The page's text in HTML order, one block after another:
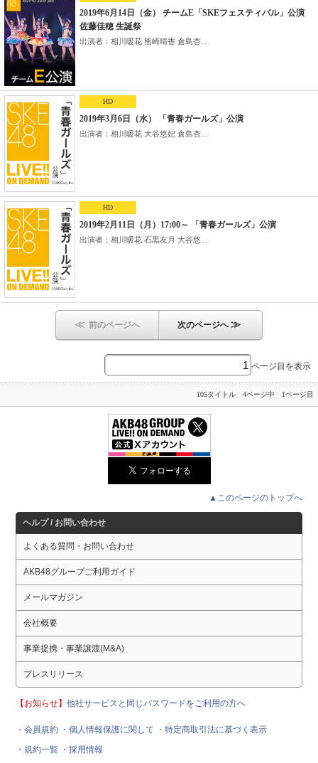
2019年6月14日（金） チームE「SKEフェスティバル」公演
佐藤佳穂 生誕祭
出演者：相川暖花 熊崎晴香 倉島杏...
HD
2019年3月6日（水） 「青春ガールズ」公演
出演者：相川暖花 大谷悠妃 倉島杏...
HD
2019年2月11日（月）17:00～ 「青春ガールズ」公演
出演者：相川暖花 石黒友月 大谷悠...
≪ 前のページへ 次のページへ≫
ページ目を表示
105タイトル 4ページ中 1ページ目
▲このページのトップへ
ヘルプ / お問い合わせ
よくある質問・お問い合わせ
AKB48グループご利用ガイド
メールマガジン
会社概要
事業提携・事業譲渡(M&A)
プレスリリース
【お知らせ】他社サービスと同じパスワードをご利用の方へ
・会員規約 ・個人情報保護に関して
・特定商取引法に基づく表示
・規約一覧 ・採用情報